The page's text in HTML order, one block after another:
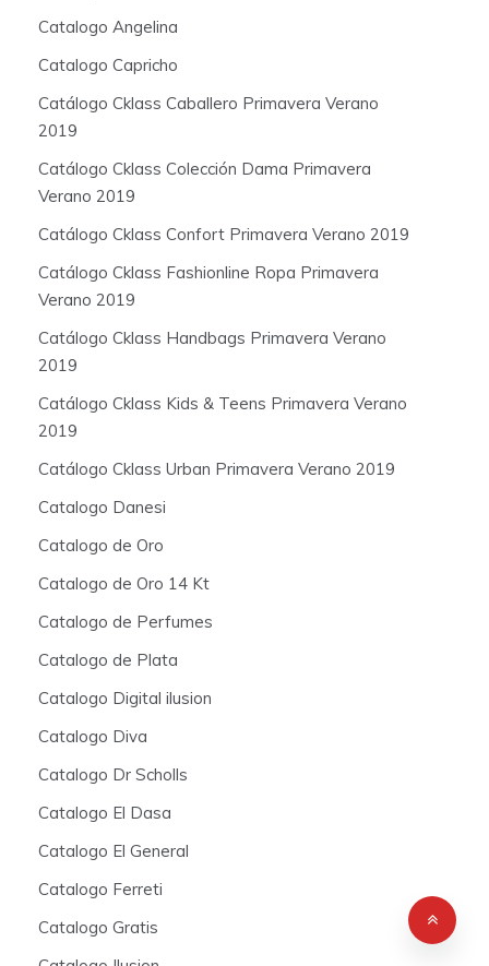
Catalogo Angelina
Catalogo Capricho
Catálogo Cklass Caballero Primavera Verano
2019
Catálogo Cklass Colección Dama Primavera
Verano 2019
Catálogo Cklass Confort Primavera Verano 2019
Catálogo Cklass Fashionline Ropa Primavera
Verano 2019
Catálogo Cklass Handbags Primavera Verano
2019
Catálogo Cklass Kids & Teens Primavera Verano
2019
Catálogo Cklass Urban Primavera Verano 2019
Catalogo Danesi
Catalogo de Oro
Catalogo de Oro 14 Kt
Catalogo de Perfumes
Catalogo de Plata
Catalogo Digital ilusion
Catalogo Diva
Catalogo Dr Scholls
Catalogo El Dasa
Catalogo El General
Catalogo Ferreti
Catalogo Gratis